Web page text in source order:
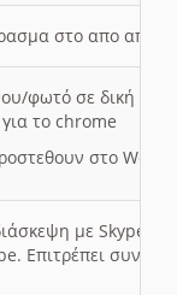
στο απο
φωτό σε δική
το chrome
στο Word
με Skype
Επιτρέπει